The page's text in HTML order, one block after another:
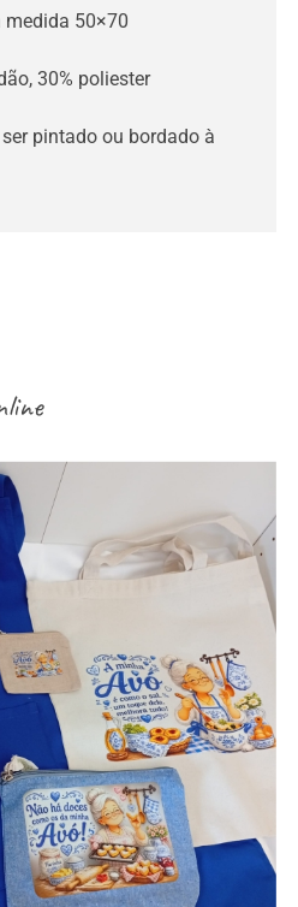
medida 50×70
30% poliester
pintado ou bordado à
necessaires / estojos /
avós – vários modelos